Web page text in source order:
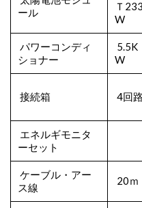
ール
Ｔ233
W
パワーコンディ
ショナー
5.5K
W
接続箱 4回路
エネルギモニタ
ーセット
ケーブル・アー
ス線
20ｍ